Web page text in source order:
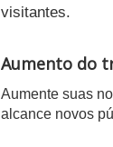
visitantes.
Aumento do
Aumente suas
alcance novos